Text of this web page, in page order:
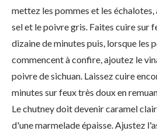
mettez les pommes et les échalotes,
sel et le poivre gris. Faites cuire sur
dizaine de minutes puis, lorsque les
commencent à confire, ajoutez le
poivre de sichuan. Laissez cuire
minutes sur feux très doux en
Le chutney doit devenir caramel
d'une marmelade épaisse. Ajustez